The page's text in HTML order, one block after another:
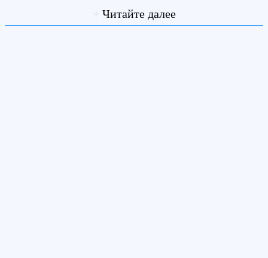
+ Читайте далее